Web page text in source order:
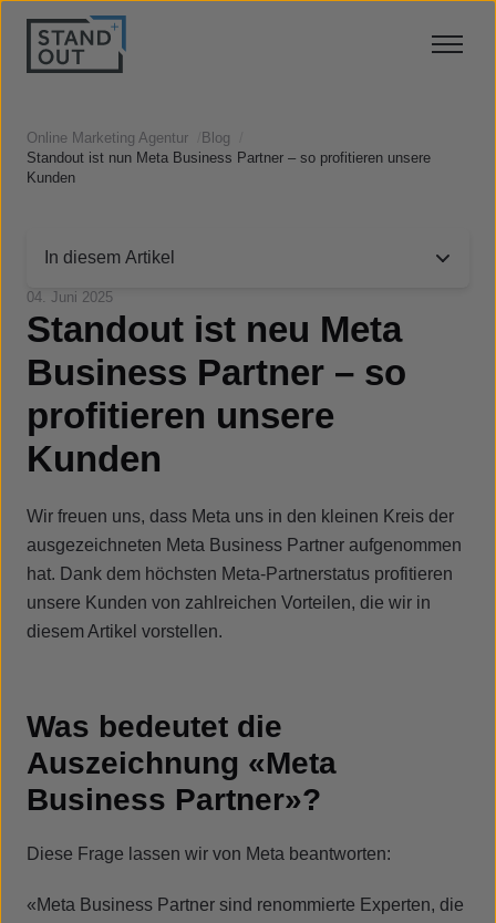
Online Marketing Agentur Blog
Standout ist nun Meta Business Partner – so profitieren unsere
Kunden
In diesem Artikel
04. Juni 2025
Standout ist neu Meta
Business Partner – so
profitieren unsere
Kunden
Wir freuen uns, dass Meta uns in den kleinen Kreis der
ausgezeichneten Meta Business Partner aufgenommen
hat. Dank dem höchsten Meta-Partnerstatus profitieren
unsere Kunden von zahlreichen Vorteilen, die wir in
diesem Artikel vorstellen.
Was bedeutet die
Auszeichnung «Meta
Business Partner»?
Diese Frage lassen wir von Meta beantworten:
«Meta Business Partner sind renommierte Experten, die